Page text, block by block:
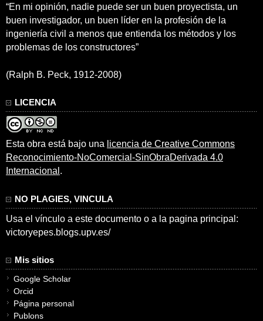
“En mi opinión, nadie puede ser un buen proyectista, un
buen investigador, un buen líder en la profesión de la
ingeniería civil a menos que entienda los métodos y los
problemas de los constructores”
(Ralph B. Peck, 1912-2008)
LICENCIA
Esta obra está bajo una licencia de Creative Commons
Reconocimiento-NoComercial-SinObraDerivada 4.0
Internacional .
NO PLAGIES, VINCULA
Usa el vínculo a este documento o a la pagina principal:
victoryepes.blogs.upv.es/
Mis sitios
Google Scholar
Orcid
Página personal
Publons